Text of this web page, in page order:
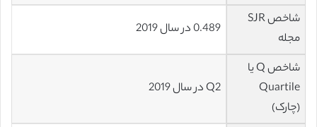
شاخص SJR
مجله
0.489 در سال 2019
شاخص Q یا
Quartile
(چارک)
Q2 در سال 2019